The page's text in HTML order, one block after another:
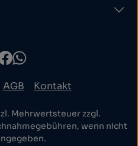
AGB Kontakt
Mehrwertsteuer zzgl.
wenn nicht